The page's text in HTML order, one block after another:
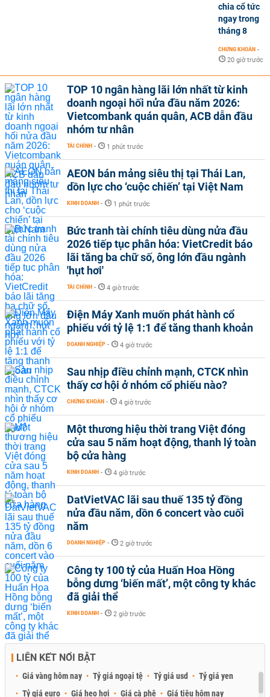
chia cổ tức
ngay trong
tháng 8
CHỨNG KHOÁN -
20 giờ trước
TOP 10 ngân hàng lãi lớn nhất từ kinh
doanh ngoại hối nửa đầu năm 2026:
Vietcombank quán quân, ACB dẫn đầu
nhóm tư nhân
TÀI CHÍNH - 1 phút trước
AEON bán mảng siêu thị tại Thái Lan,
dồn lực cho ‘cuộc chiến’ tại Việt Nam
KINH DOANH - 1 phút trước
Bức tranh tài chính tiêu dùng nửa đầu
2026 tiếp tục phân hóa: VietCredit báo
lãi tăng ba chữ số, ông lớn đầu ngành
'hụt hơi'
TÀI CHÍNH - 4 giờ trước
Điện Máy Xanh muốn phát hành cổ
phiếu với tỷ lệ 1:1 để tăng thanh khoản
DOANH NGHIỆP - 4 giờ trước
Sau nhịp điều chỉnh mạnh, CTCK nhìn
thấy cơ hội ở nhóm cổ phiếu nào?
CHỨNG KHOÁN - 4 giờ trước
Một thương hiệu thời trang Việt đóng
cửa sau 5 năm hoạt động, thanh lý toàn
bộ cửa hàng
KINH DOANH - 4 giờ trước
DatVietVAC lãi sau thuế 135 tỷ đồng
nửa đầu năm, dồn 6 concert vào cuối
năm
DOANH NGHIỆP - 2 giờ trước
Công ty 100 tỷ của Huấn Hoa Hồng
bỗng dưng ‘biến mất’, một công ty khác
đã giải thể
KINH DOANH - 2 giờ trước
LIÊN KẾT NỔI BẬT
Giá vàng hôm nay Tỷ giá ngoại tệ Tỷ giá usd
Tỷ giá yen
Tỷ giá euro
Giá heo hơi Giá cà phê Giá tiêu hôm nay